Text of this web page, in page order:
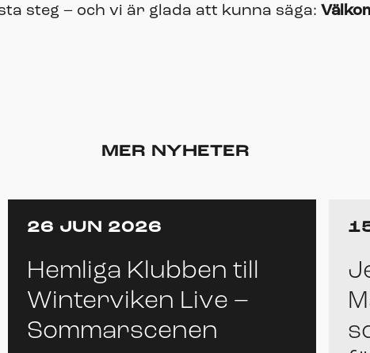
steg – och vi är glada att kunna säga:
MER NYHETER
26 JUN 2026
Hemliga Klubben till
Winterviken Live –
Sommarscenen